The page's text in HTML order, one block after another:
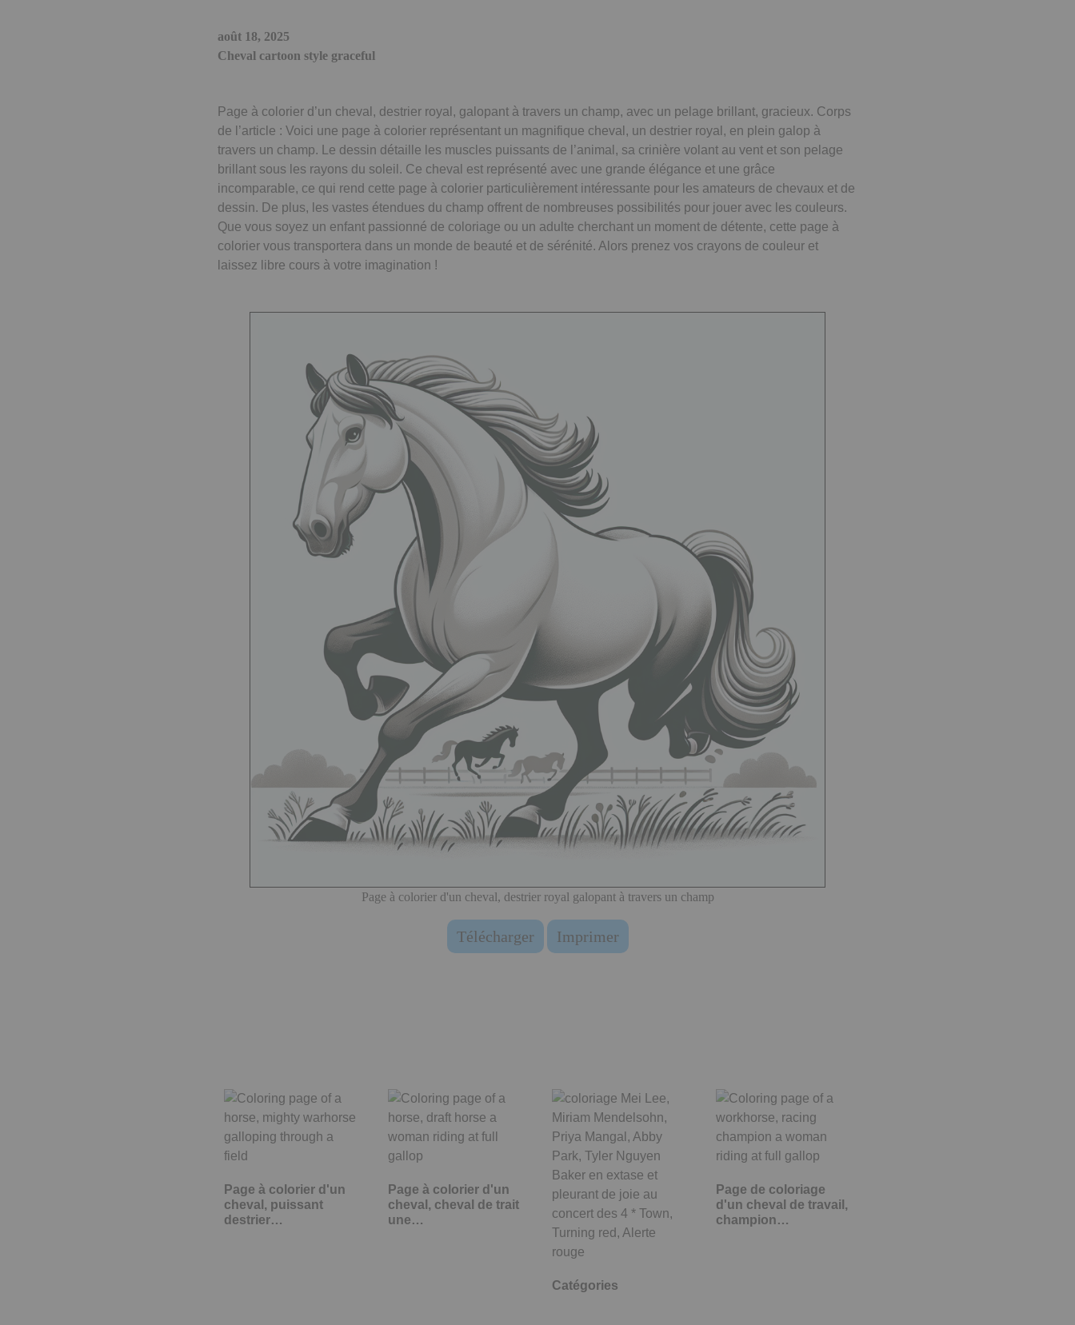
août 18, 2025
Cheval cartoon style graceful
Page à colorier d’un cheval, destrier royal, galopant à travers un champ, avec un pelage brillant, gracieux. Corps
de l’article : Voici une page à colorier représentant un magnifique cheval, un destrier royal, en plein galop à
travers un champ. Le dessin détaille les muscles puissants de l’animal, sa crinière volant au vent et son pelage
brillant sous les rayons du soleil. Ce cheval est représenté avec une grande élégance et une grâce
incomparable, ce qui rend cette page à colorier particulièrement intéressante pour les amateurs de chevaux et de
dessin. De plus, les vastes étendues du champ offrent de nombreuses possibilités pour jouer avec les couleurs.
Que vous soyez un enfant passionné de coloriage ou un adulte cherchant un moment de détente, cette page à
colorier vous transportera dans un monde de beauté et de sérénité. Alors prenez vos crayons de couleur et
laissez libre cours à votre imagination !
Page à colorier d'un cheval, destrier royal galopant à travers un champ
Télécharger Imprimer
Page à colorier d'un
cheval, puissant
destrier…
Page à colorier d'un
cheval, cheval de trait
une…
Catégories
Page de coloriage
d'un cheval de travail,
champion…